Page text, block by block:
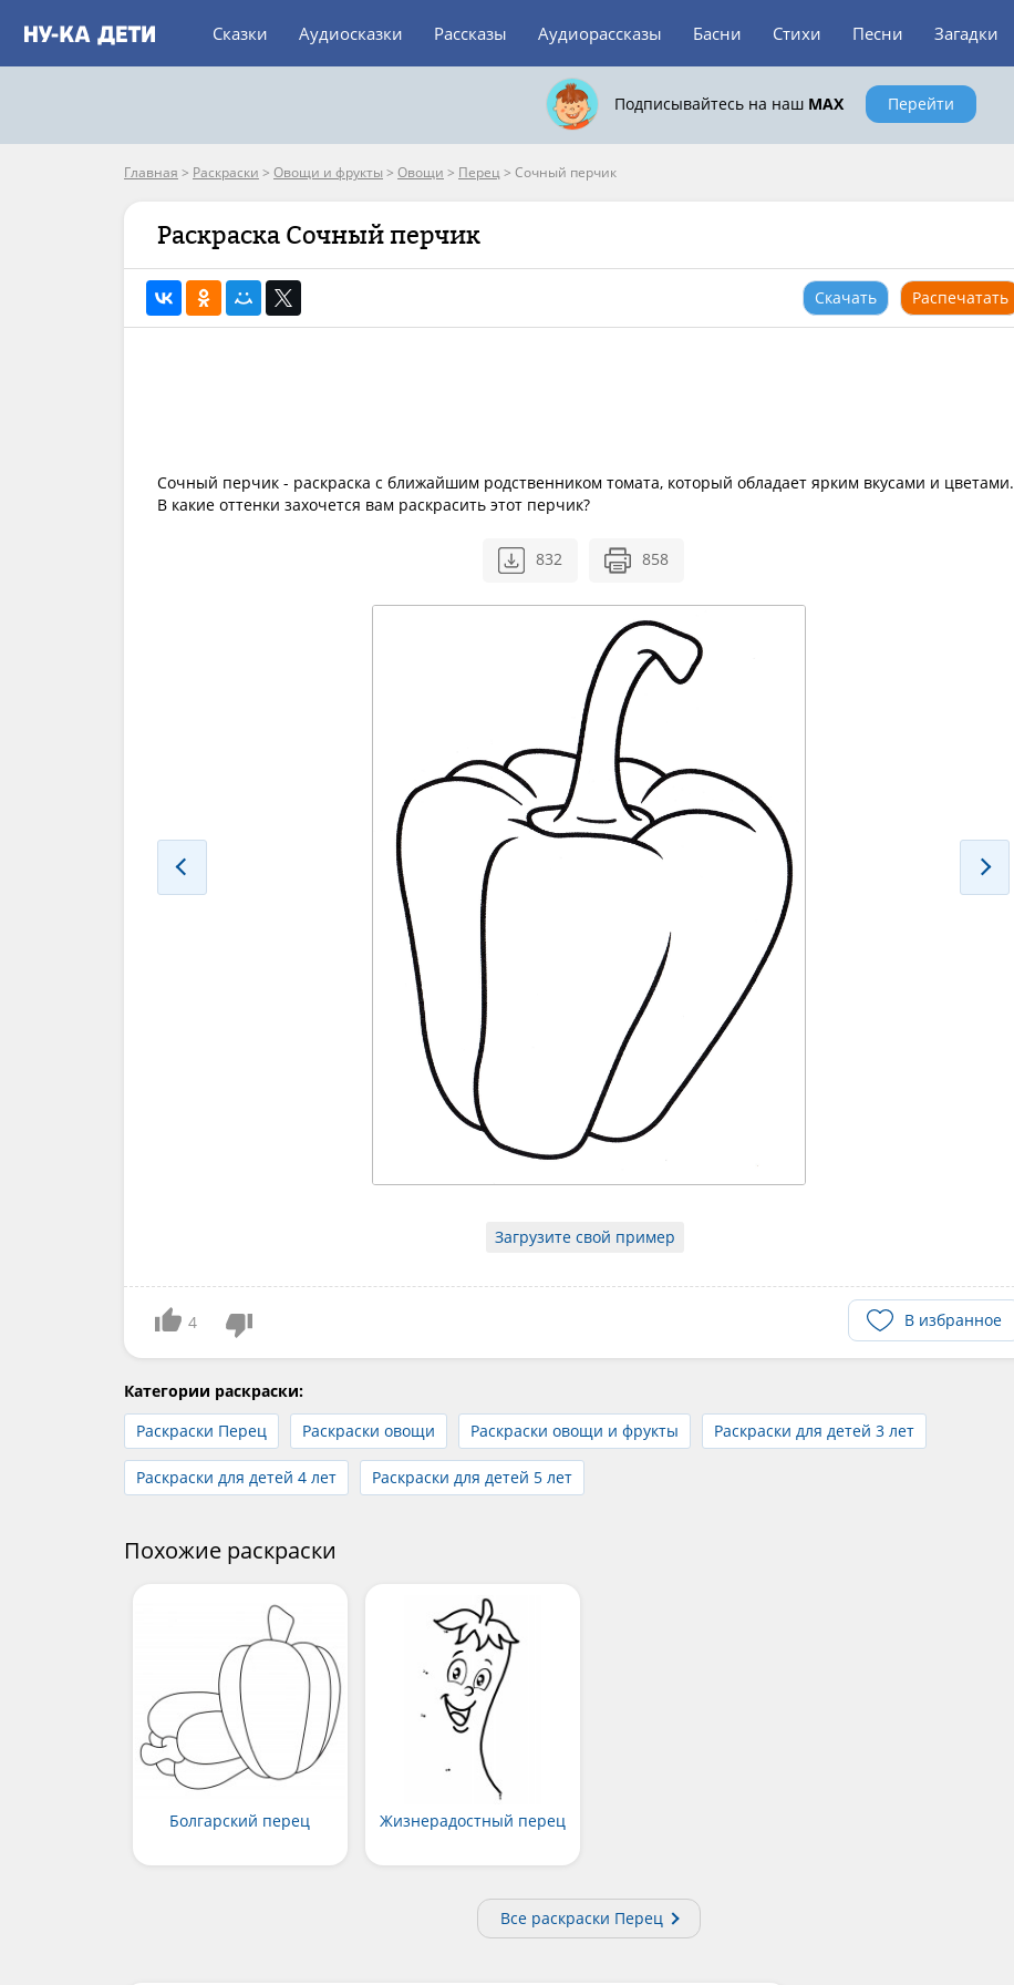
Сказки Аудиосказки Рассказы Аудиорассказы Басни Стихи Песни Загадки
Подписывайтесь на наш MAX Перейти
Главная > Раскраски > Овощи и фрукты > Овощи > Перец> Сочный перчик
Раскраска Сочный перчик
Скачать Распечатать
Сочный перчик - раскраска с ближайшим родственником томата, который обладает ярким вкусами и цветами.
В какие оттенки захочется вам раскрасить этот перчик?
832 858
Загрузите свой пример
4 В избранное
Категории раскраски:
Раскраски Перец
Раскраски овощи Раскраски овощи и фрукты Раскраски для детей 3 лет
Раскраски для детей 4 лет Раскраски для детей 5 лет
Похожие раскраски
Болгарский перец Жизнерадостный перец
Все раскраски Перец